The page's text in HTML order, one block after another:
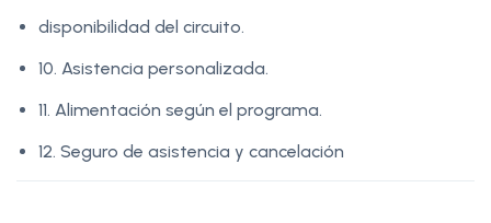
disponibilidad del circuito.
10. Asistencia personalizada.
11. Alimentación según el programa.
12. Seguro de asistencia y cancelación